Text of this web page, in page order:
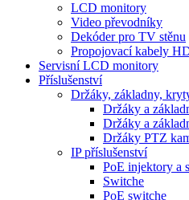
LCD monitory
Video převodníky
Dekóder pro TV stěnu
Propojovací kabely
Servisní LCD monitory
Příslušenství
Držáky, základny,
Držáky a
Držáky a
Držáky PTZ
IP příslušenství
PoE injektory a
Switche
PoE switche